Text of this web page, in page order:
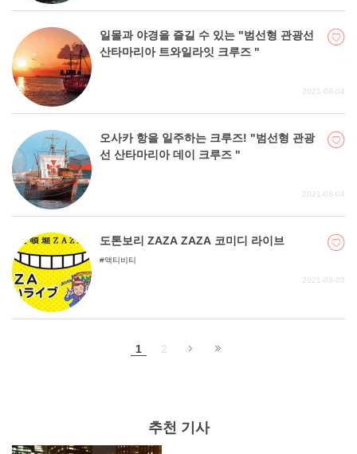
일몰과 야경을 즐길 수 있는 "범선형 관광선
산타마리아 트와일라잇 크루즈 "
2021-08-04
오사카 항을 일주하는 크루즈! "범선형 관광
선 산타마리아 데이 크루즈 "
2021-08-04
도톤보리 ZAZA ZAZA 코미디 라이브
액티비티
2021-08-03
1 2
추천 기사